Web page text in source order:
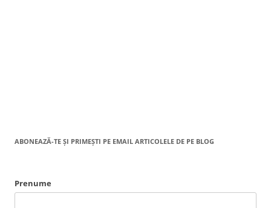
ABONEAZĂ-TE ȘI PRIMEȘTI PE EMAIL ARTICOLELE DE PE BLOG
Prenume